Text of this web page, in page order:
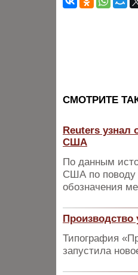
CМОТРИТЕ
Reuters
США
По данным
США по поводу
обозначения
Производство
Типография
запустила